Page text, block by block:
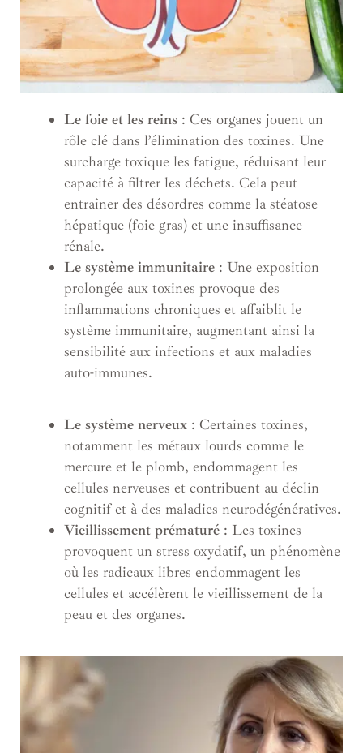
Le foie et les reins : Ces organes jouent un
rôle clé dans l’élimination des toxines. Une
surcharge toxique les fatigue, réduisant leur
capacité à filtrer les déchets. Cela peut
entraîner des désordres comme la stéatose
hépatique (foie gras) et une insuffisance
rénale.
Le système immunitaire : Une exposition
prolongée aux toxines provoque des
inflammations chroniques et affaiblit le
système immunitaire, augmentant ainsi la
sensibilité aux infections et aux maladies
auto-immunes.
Le système nerveux : Certaines toxines,
notamment les métaux lourds comme le
mercure et le plomb, endommagent les
cellules nerveuses et contribuent au déclin
cognitif et à des maladies neurodégénératives.
Vieillissement prématuré : Les toxines
provoquent un stress oxydatif, un phénomène
où les radicaux libres endommagent les
cellules et accélèrent le vieillissement de la
peau et des organes.